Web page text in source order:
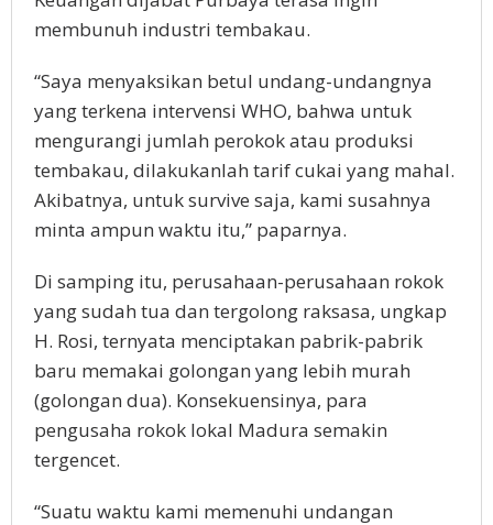
membunuh industri tembakau.
“Saya menyaksikan betul undang-undangnya
yang terkena intervensi WHO, bahwa untuk
mengurangi jumlah perokok atau produksi
tembakau, dilakukanlah tarif cukai yang mahal.
Akibatnya, untuk survive saja, kami susahnya
minta ampun waktu itu,” paparnya.
Di samping itu, perusahaan-perusahaan rokok
yang sudah tua dan tergolong raksasa, ungkap
H. Rosi, ternyata menciptakan pabrik-pabrik
baru memakai golongan yang lebih murah
(golongan dua). Konsekuensinya, para
pengusaha rokok lokal Madura semakin
tergencet.
“Suatu waktu kami memenuhi undangan